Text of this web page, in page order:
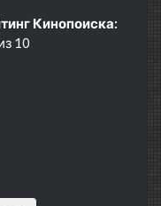
Кинопоиска:
10